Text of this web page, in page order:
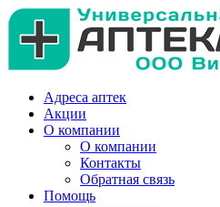
Адреса аптек
Акции
О компании
О компании
Контакты
Обратная связь
Помощь